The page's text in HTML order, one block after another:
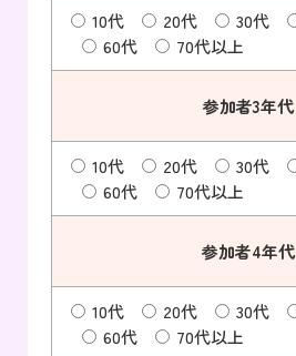
10代 20代 30代
60代
70代以上
参加者3年代
10代 20代 30代
60代
70代以上
参加者4年代
10代 20代 30代
60代
70代以上